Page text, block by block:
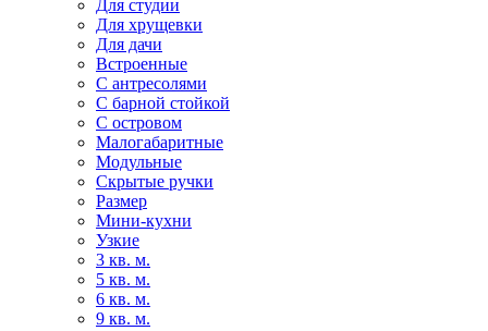
Для студии
Для хрущевки
Для дачи
Встроенные
С антресолями
С барной стойкой
С островом
Малогабаритные
Модульные
Скрытые ручки
Размер
Мини-кухни
Узкие
3 кв. м.
5 кв. м.
6 кв. м.
9 кв. м.